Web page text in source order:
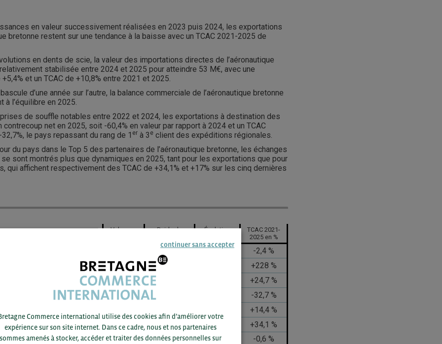
en valeur successivement réalisées en 2023 puis 2024, les exportations
bretonne restent sur une tendance à la baisse avec un TCAC 2021-2025 de
en dents de scie, la valeur des importations directes de l’aéronautique
stabilisée entre 2024 et 2025 pour atteindre 53 M€, avec une
et un TCAC de +10,8% entre 2021 et 2025.
d’une année sur l’autre, la balance commerciale de l’aéronautique bretonne
à l’équilibre en 2025.
de souffle notables entre 2022 et 2024, les exportations à destination des
contrecoup net en 2025, soit -60,4% en valeur par rapport à 2024 et un TCAC
le pays repassant du rang de 1 er à 3 e client des expéditions régionales.
du pays dans le Top 5 des partenaires de l’aéronautique bretonne, les échanges
se sont montrés plus que dynamiques en 2025, tant pour les exportations que pour
qui affichent respectivement des TCAC de +34,1% et +17% sur les cinq dernières
Valeur en
Poids du
Évolution
TCAC 2021-
2025 en %
100 % -2 %
-2,4 %
7,8 14,5 %
+228 %
7,4
+24,7 %
5,5
-32,7 %
+14,4 %
↗ Canada
3,4 6,4 % +91 %
+34,1 %
↘ Reste du monde
24,9 46,3 % -24,6 % -0,6 %
continuer sans accepter
Commerce international utilise des cookies afin d’améliorer votre
expérience sur son site internet. Dans ce cadre, nous et nos partenaires
sommes amenés à stocker, accéder et traiter des données personnelles sur